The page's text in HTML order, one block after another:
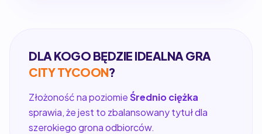
DLA KOGO BĘDZIE IDEALNA GRA
CITY TYCOON?
Złożoność na poziomieŚrednio ciężka
sprawia, że jest to zbalansowany tytuł dla
szerokiego grona odbiorców.